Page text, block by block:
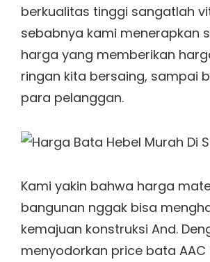
berkualitas tinggi sangatlah
sebabnya kami menerapkan
harga yang memberikan
ringan kita bersaing, sampai
para pelanggan.
Kami yakin bahwa harga
bangunan nggak bisa
kemajuan konstruksi And.
menyodorkan price bata